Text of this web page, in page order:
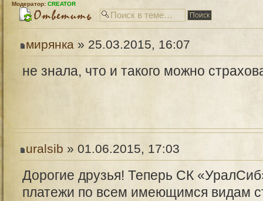
Модератор: CREATOR
мирянка » 25.03.2015, 16:07
не знала, что и такого можно
uralsib » 01.06.2015, 17:03
Дорогие друзья! Теперь СК
платежи по всем имеющимся видам